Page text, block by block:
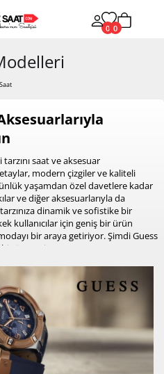
0 0
saat ve aksesuar
modern çizgiler ve kaliteli
yaşamdan özel davetlere kadar
ve diğer aksesuarlarıyla da
dinamik ve sofistike bir
kullanıcılar için geniş bir ürün
bir araya getiriyor. Şimdi Guess
üst seviyeye taşıyın!